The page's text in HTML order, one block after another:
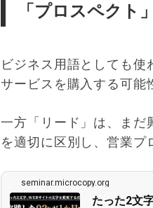
「プロスペクト
ビジネス用語としても
サービスを購入する可能
一方「リード」は、まだ
を適切に区別し、営業プ
seminar.microcopy.org
たった2文